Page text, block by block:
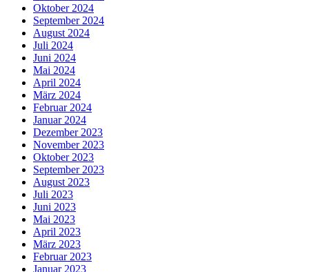
Oktober 2024
September 2024
August 2024
Juli 2024
Juni 2024
Mai 2024
April 2024
März 2024
Februar 2024
Januar 2024
Dezember 2023
November 2023
Oktober 2023
September 2023
August 2023
Juli 2023
Juni 2023
Mai 2023
April 2023
März 2023
Februar 2023
Januar 2023